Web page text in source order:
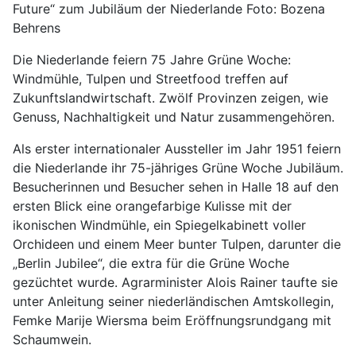
Future“ zum Jubiläum der Niederlande Foto: Bozena
Behrens
Die Niederlande feiern 75 Jahre Grüne Woche:
Windmühle, Tulpen und Streetfood treffen auf
Zukunftslandwirtschaft. Zwölf Provinzen zeigen, wie
Genuss, Nachhaltigkeit und Natur zusammengehören.
Als erster internationaler Aussteller im Jahr 1951 feiern
die Niederlande ihr 75-jähriges Grüne Woche Jubiläum.
Besucherinnen und Besucher sehen in Halle 18 auf den
ersten Blick eine orangefarbige Kulisse mit der
ikonischen Windmühle, ein Spiegelkabinett voller
Orchideen und einem Meer bunter Tulpen, darunter die
„Berlin Jubilee“, die extra für die Grüne Woche
gezüchtet wurde. Agrarminister Alois Rainer taufte sie
unter Anleitung seiner niederländischen Amtskollegin,
Femke Marije Wiersma beim Eröffnungsrundgang mit
Schaumwein.